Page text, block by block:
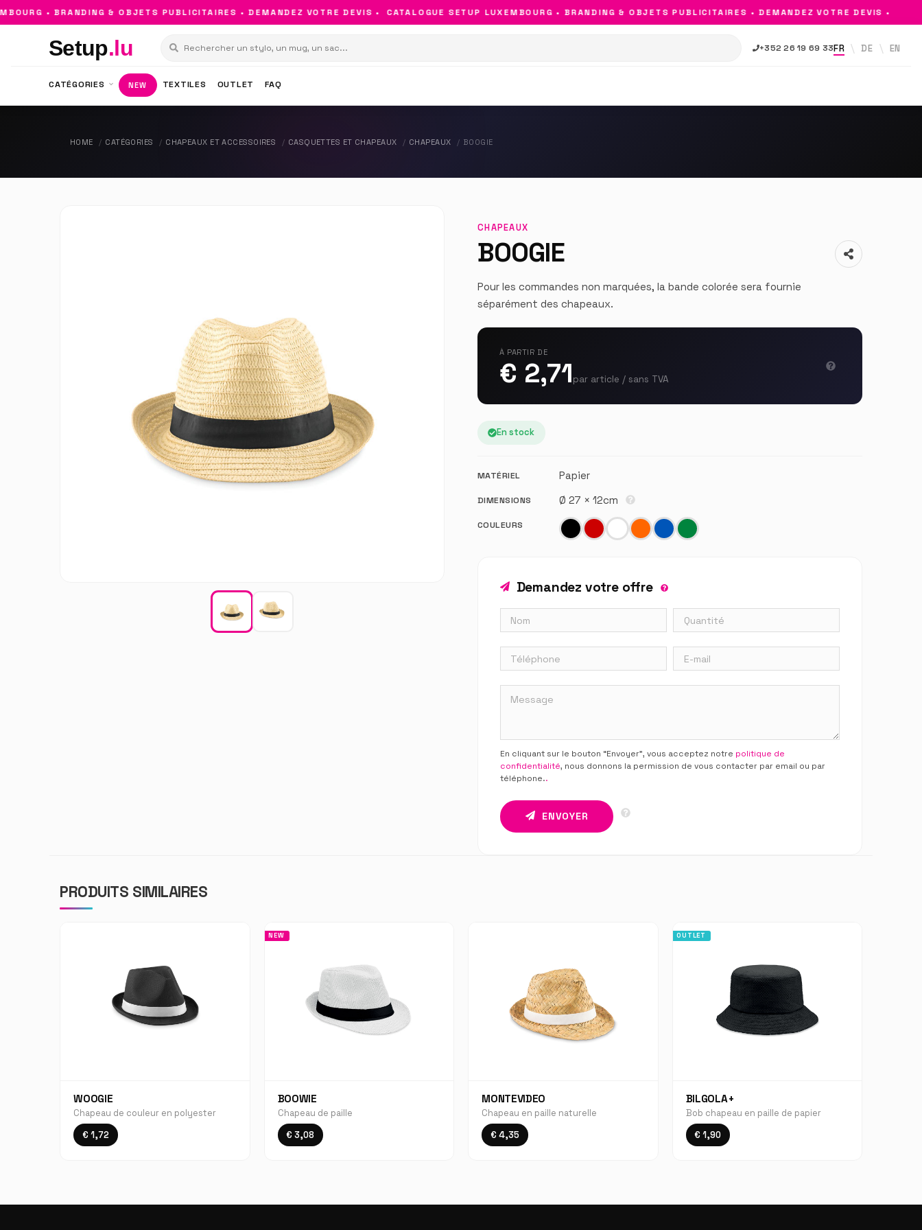
• BRANDING & OBJETS PUBLICITAIRES • DEMANDEZ VOTRE DEVIS • CATALOGUE SETUP LUXEMBOURG • BRANDING & OBJETS PUBLICITAIRES • DEMANDEZ VOTRE DEVIS •
Setup.lu +352 26 19 69 33FR DE EN
CATÉGORIES NEW TEXTILES OUTLET FAQ
HOME CATÉGORIES CHAPEAUX ET ACCESSOIRES CASQUETTES ET CHAPEAUX CHAPEAUX BOOGIE
CHAPEAUX
BOOGIE
Pour les commandes non marquées, la bande colorée sera fournie
séparément des chapeaux.
À PARTIR DE
€ 2,71par article / sans TVA
En stock
MATÉRIEL Papier
DIMENSIONS Ø 27 × 12cm
COULEURS
Demandez votre offre
En cliquant sur le bouton “Envoyer”, vous acceptez notre politique de
confidentialité, nous donnons la permission de vous contacter par email ou par
téléphone..
ENVOYER
PRODUITS SIMILAIRES
WOOGIE
Chapeau de couleur en polyester
€ 1,72
NEW
BOOWIE
Chapeau de paille
€ 3,08
MONTEVIDEO
Chapeau en paille naturelle
€ 4,35
OUTLET
BILGOLA+
Bob chapeau en paille de papier
€ 1,90